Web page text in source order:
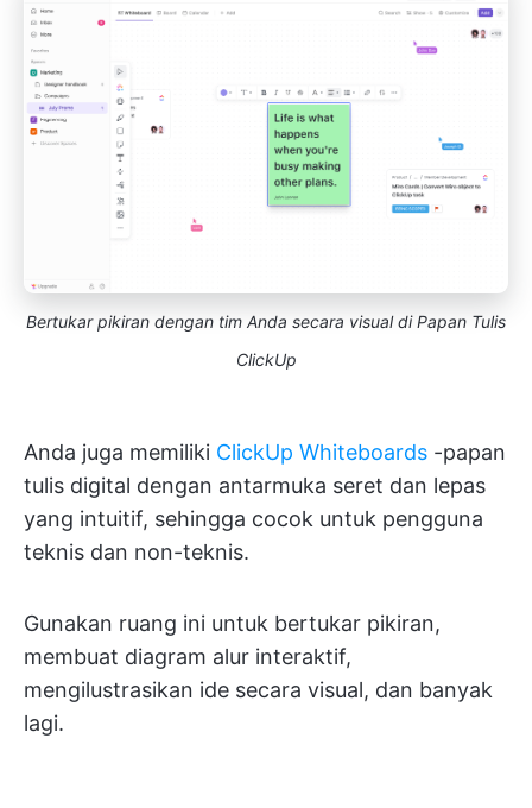
Bertukar pikiran dengan tim Anda secara visual di Papan Tulis
ClickUp
Anda juga memiliki ClickUp Whiteboards -papan
tulis digital dengan antarmuka seret dan lepas
yang intuitif, sehingga cocok untuk pengguna
teknis dan non-teknis.
Gunakan ruang ini untuk bertukar pikiran,
membuat diagram alur interaktif,
mengilustrasikan ide secara visual, dan banyak
lagi.